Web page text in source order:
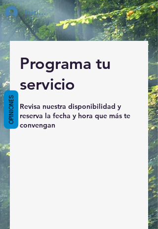
Inicia Sesión
Programa tu
servicio
Revisa nuestra disponibilidad y
reserva la fecha y hora que más te
convengan
OPINIONES